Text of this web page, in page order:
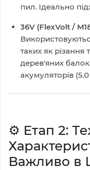
пил. Ідеально
36V (FlexVolt /
таких як різання
дерев'яних
акумуляторів
⚙️ Етап 2:
Важливо в